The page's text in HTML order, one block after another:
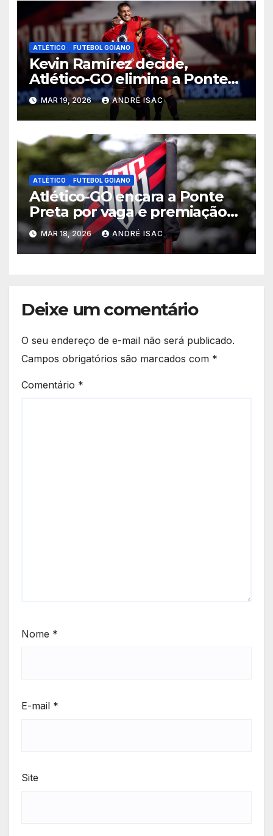
ATLÉTICO FUTEBOL GOIANO
Kevin Ramírez decide,
Atlético-GO elimina a Ponte
Preta e garante vaga na 5ª
fase da Copa do Brasil
MAR 19, 2026 ANDRÉ ISAC
ATLÉTICO FUTEBOL GOIANO
Atlético-GO encara a Ponte
Preta por vaga e premiação
milionária na 4ª fase da Copa
do Brasil
MAR 18, 2026 ANDRÉ ISAC
Deixe um comentário
O seu endereço de e-mail não será publicado.
Campos obrigatórios são marcados com *
Comentário *
Nome *
E-mail *
Site